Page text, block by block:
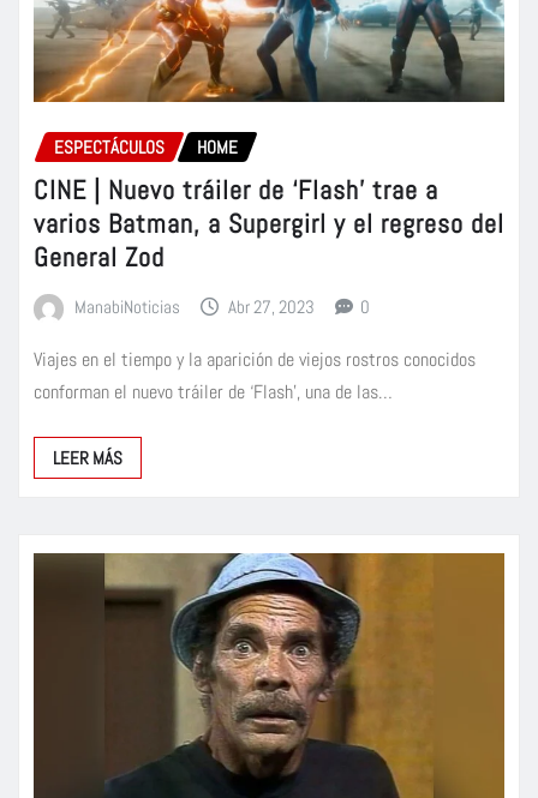
ESPECTÁCULOS HOME
CINE | Nuevo tráiler de ‘Flash’ trae a
varios Batman, a Supergirl y el regreso del
General Zod
ManabiNoticias Abr 27, 2023 0
Viajes en el tiempo y la aparición de viejos rostros conocidos
conforman el nuevo tráiler de ‘Flash’, una de las…
LEER MÁS